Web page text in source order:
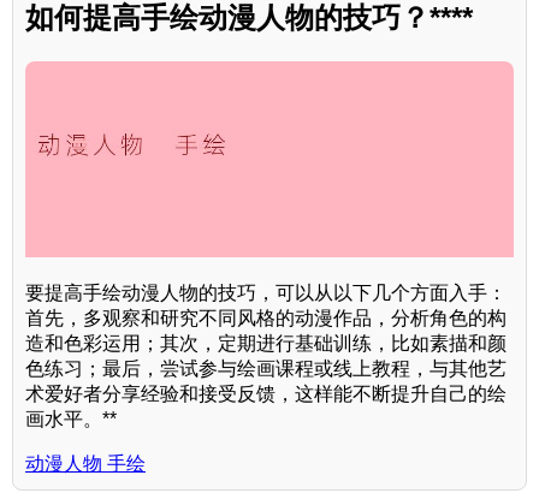
如何提高手绘动漫人物的技巧？****
要提高手绘动漫人物的技巧，可以从以下几个方面入手：
首先，多观察和研究不同风格的动漫作品，分析角色的构
造和色彩运用；其次，定期进行基础训练，比如素描和颜
色练习；最后，尝试参与绘画课程或线上教程，与其他艺
术爱好者分享经验和接受反馈，这样能不断提升自己的绘
画水平。**
动漫人物 手绘